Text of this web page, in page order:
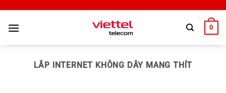
0
LẮP INTERNET KHÔNG DÂY MANG THÍT